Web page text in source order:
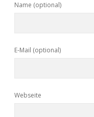
Name (optional)
E-Mail (optional)
Webseite